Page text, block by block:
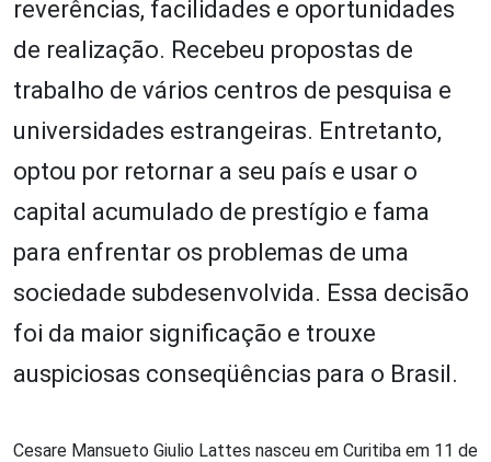
reverências, facilidades e oportunidades
de realização. Recebeu propostas de
trabalho de vários centros de pesquisa e
universidades estrangeiras. Entretanto,
optou por retornar a seu país e usar o
capital acumulado de prestígio e fama
para enfrentar os problemas de uma
sociedade subdesenvolvida. Essa decisão
foi da maior significação e trouxe
auspiciosas conseqüências para o Brasil.
Cesare Mansueto Giulio Lattes nasceu em Curitiba em 11 de